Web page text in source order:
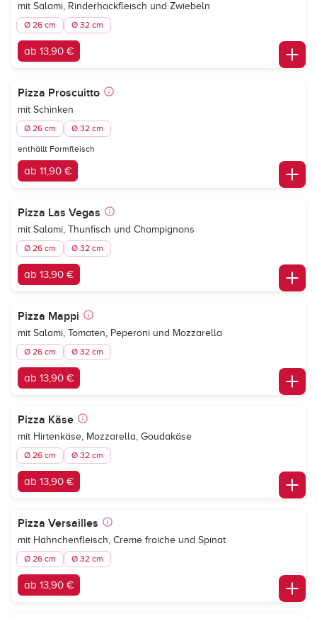
mit Salami, Rinderhackfleisch und Zwiebeln
Ø 26 cm Ø 32 cm
ab 13,90 €
Pizza Proscuitto
mit Schinken
Ø 26 cm Ø 32 cm
enthällt Formfleisch
ab 11,90 €
Pizza Las Vegas
mit Salami, Thunfisch und Champignons
Ø 26 cm Ø 32 cm
ab 13,90 €
Pizza Mappi
mit Salami, Tomaten, Peperoni und Mozzarella
Ø 26 cm Ø 32 cm
ab 13,90 €
Pizza Käse
mit Hirtenkäse, Mozzarella, Goudakäse
Ø 26 cm Ø 32 cm
ab 13,90 €
Pizza Versailles
mit Hähnchenfleisch, Creme fraiche und Spinat
Ø 26 cm Ø 32 cm
ab 13,90 €